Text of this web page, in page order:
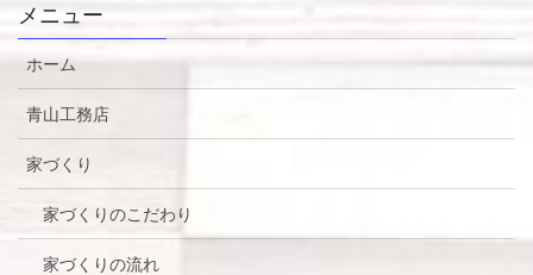
メニュー
ホーム
青山工務店
家づくり
家づくりのこだわり
家づくりの流れ